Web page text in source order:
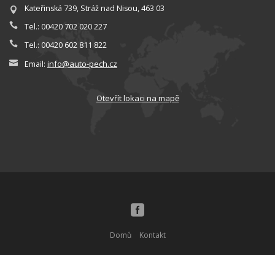
Kateřinská 739, Stráž nad Nisou, 463 03
Tel.: 00420 702 020 227
Tel.: 00420 602 811 822
Email: info@auto-pech.cz
Otevřít lokaci na mapě
Domů Kontakt